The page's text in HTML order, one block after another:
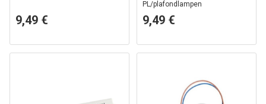
9,49 €
PL/plafondlampen
9,49 €